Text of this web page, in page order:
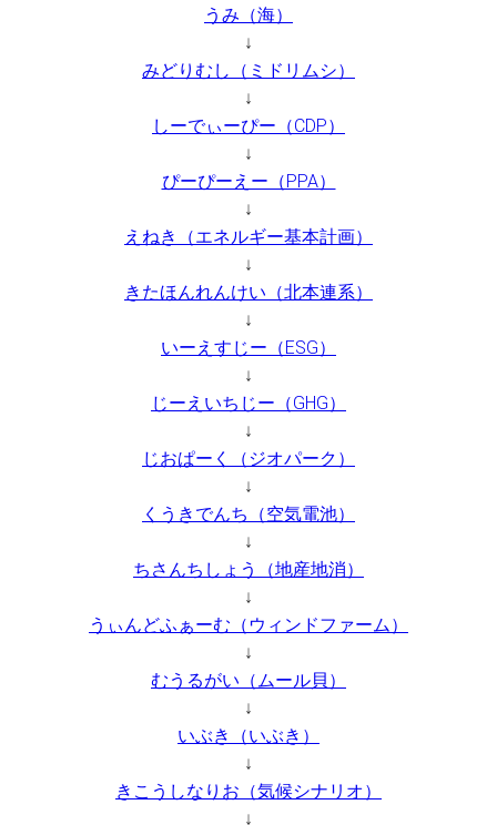
うみ（海）
↓
みどりむし（ミドリムシ）
↓
しーでぃーぴー（CDP）
↓
ぴーぴーえー（PPA）
↓
えねき（エネルギー基本計画）
↓
きたほんれんけい（北本連系）
↓
いーえすじー（ESG）
↓
じーえいちじー（GHG）
↓
じおぱーく（ジオパーク）
↓
くうきでんち（空気電池）
↓
ちさんちしょう（地産地消）
↓
うぃんどふぁーむ（ウィンドファーム）
↓
むうるがい（ムール貝）
↓
いぶき（いぶき）
↓
きこうしなりお（気候シナリオ）
↓